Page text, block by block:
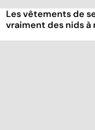
Les vêtements de
vraiment des nids à